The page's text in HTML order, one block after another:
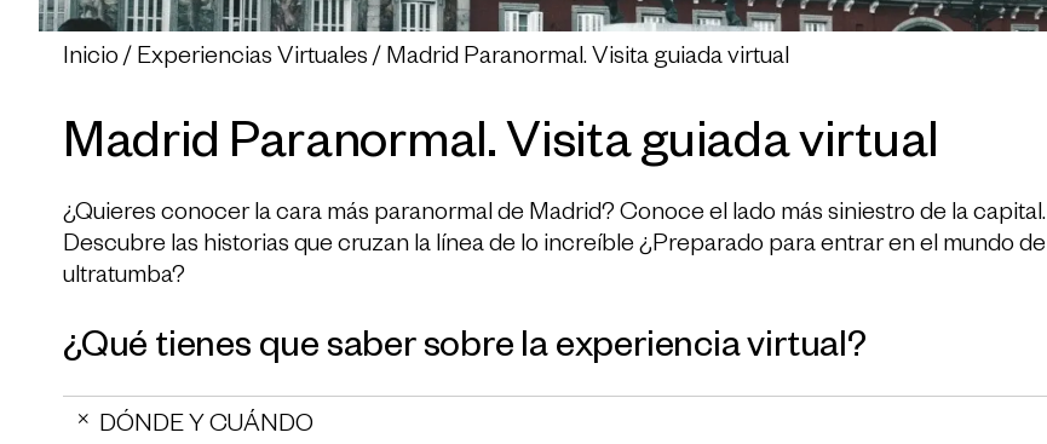
Inicio Experiencias Virtuales Madrid Paranormal. Visita guiada virtual
Madrid Paranormal. Visita guiada virtual
¿Quieres conocer la cara más paranormal de Madrid? Conoce el lado más siniestro de la capital.
Descubre las historias que cruzan la línea de lo increíble ¿Preparado para entrar en el mundo de
ultratumba?
¿Qué tienes que saber sobre la experiencia virtual?
DÓNDE Y CUÁNDO